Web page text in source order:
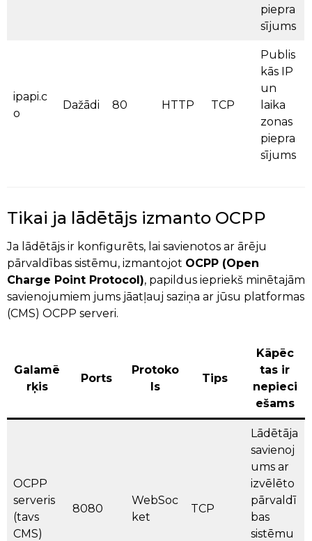
piepra
sījums
ipapi.c
o
Dažādi 80 HTTP TCP
Publis
kās IP
un
laika
zonas
piepra
sījums
Tikai ja lādētājs izmanto OCPP
Ja lādētājs ir konfigurēts, lai savienotos ar ārēju
pārvaldības sistēmu, izmantojot OCPP (Open
Charge Point Protocol), papildus iepriekš minētajām
savienojumiem jums jāatļauj saziņa ar jūsu platformas
(CMS) OCPP serveri.
Galamē
rķis
Ports
Protoko
ls
Tips
Kāpēc
tas ir
nepieci
ešams
OCPP
serveris
(tavs
CMS)
8080
WebSoc
ket
TCP
Lādētāja
savienoj
ums ar
izvēlēto
pārvaldī
bas
sistēmu